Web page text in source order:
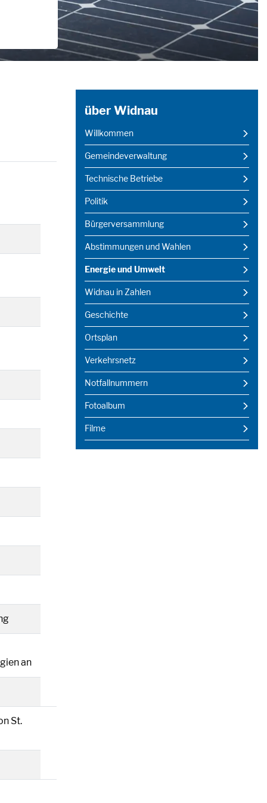
über Widnau
Willkommen
Gemeindeverwaltung
Technische Betriebe
Politik
Bürgerversammlung
Abstimmungen und Wahlen
Energie und Umwelt
(ausgewählt)
Widnau in Zahlen
Geschichte
Ortsplan
Verkehrsnetz
Notfallnummern
Fotoalbum
Filme
geöffnet.
an
St.